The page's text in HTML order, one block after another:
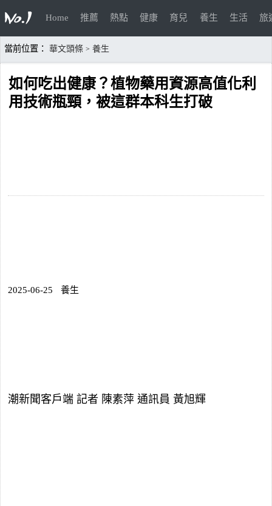
Home 推薦 熱點 健康 育兒 養生 生活 旅
當前位置： 華文頭條 > 養生
如何吃出健康？植物藥用資源高值化利
用技術瓶頸，被這群本科生打破
2025-06-25 養生
潮新聞客戶端 記者 陳素萍 通訊員 黃旭輝